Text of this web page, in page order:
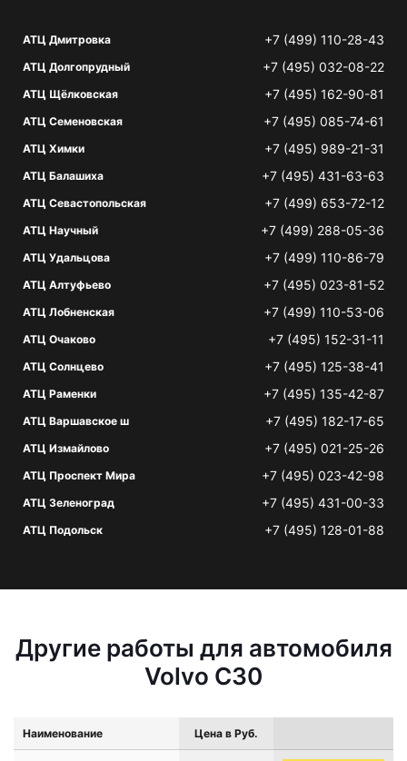
АТЦ Дмитровка +7 (499) 110-28-43
АТЦ Долгопрудный +7 (495) 032-08-22
АТЦ Щёлковская +7 (495) 162-90-81
АТЦ Семеновская +7 (495) 085-74-61
АТЦ Химки +7 (495) 989-21-31
АТЦ Балашиха +7 (495) 431-63-63
АТЦ Севастопольская +7 (499) 653-72-12
АТЦ Научный +7 (499) 288-05-36
АТЦ Удальцова +7 (499) 110-86-79
АТЦ Алтуфьево +7 (495) 023-81-52
АТЦ Лобненская +7 (499) 110-53-06
АТЦ Очаково +7 (495) 152-31-11
АТЦ Солнцево +7 (495) 125-38-41
АТЦ Раменки +7 (495) 135-42-87
АТЦ Варшавское ш +7 (495) 182-17-65
АТЦ Измайлово +7 (495) 021-25-26
АТЦ Проспект Мира +7 (495) 023-42-98
АТЦ Зеленоград +7 (495) 431-00-33
АТЦ Подольск +7 (495) 128-01-88
Другие работы для автомобиля
Volvo C30
Наименование Цена в Руб.